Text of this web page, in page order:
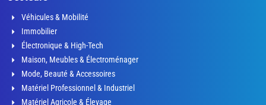
Véhicules & Mobilité
Immobilier
Électronique & High-Tech
Maison, Meubles & Électroménager
Mode, Beauté & Accessoires
Matériel Professionnel & Industriel
Matériel Agricole & Élevage